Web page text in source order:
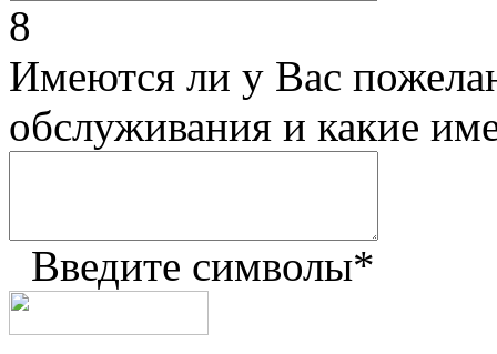
8
Имеются ли у Вас
обслуживания и какие
Введите символы*